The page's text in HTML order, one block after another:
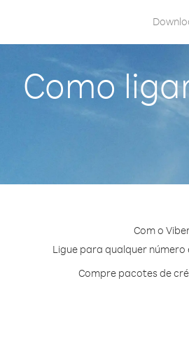
Como
Com o
Ligue para qualquer
Compre pacotes de